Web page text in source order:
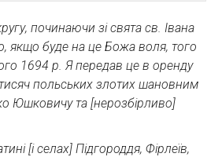
починаючи зі свята св. Івана
якщо буде на це Божа воля, того
1694 р. Я передав це в оренду
польських злотих шановним
Юшковичу та [нерозбірливо]
[і селах] Підгороддя, Фірлеїв,